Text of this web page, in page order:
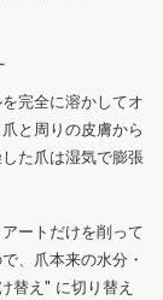
完全に溶かしてオ
と周りの皮膚から
た爪は湿気で膨張
ートだけを削って
、爪本来の水分・
替え" に切り替え